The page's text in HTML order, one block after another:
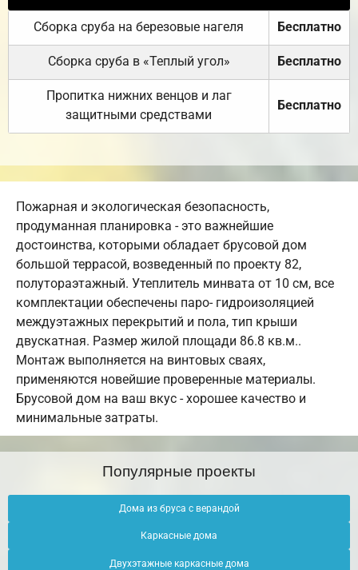
Сборка сруба на березовые нагеля Бесплатно
Сборка сруба в «Теплый угол» Бесплатно
Пропитка нижних венцов и лаг
защитными средствами
Бесплатно
Пожарная и экологическая безопасность,
продуманная планировка - это важнейшие
достоинства, которыми обладает брусовой дом
большой террасой, возведенный по проекту 82,
полутораэтажный. Утеплитель минвата от 10 см, все
комплектации обеспечены паро- гидроизоляцией
междуэтажных перекрытий и пола, тип крыши
двускатная. Размер жилой площади 86.8 кв.м..
Монтаж выполняется на винтовых сваях,
применяются новейшие проверенные материалы.
Брусовой дом на ваш вкус - хорошее качество и
минимальные затраты.
Популярные проекты
Дома из бруса с верандой
Каркасные дома
Двухэтажные каркасные дома